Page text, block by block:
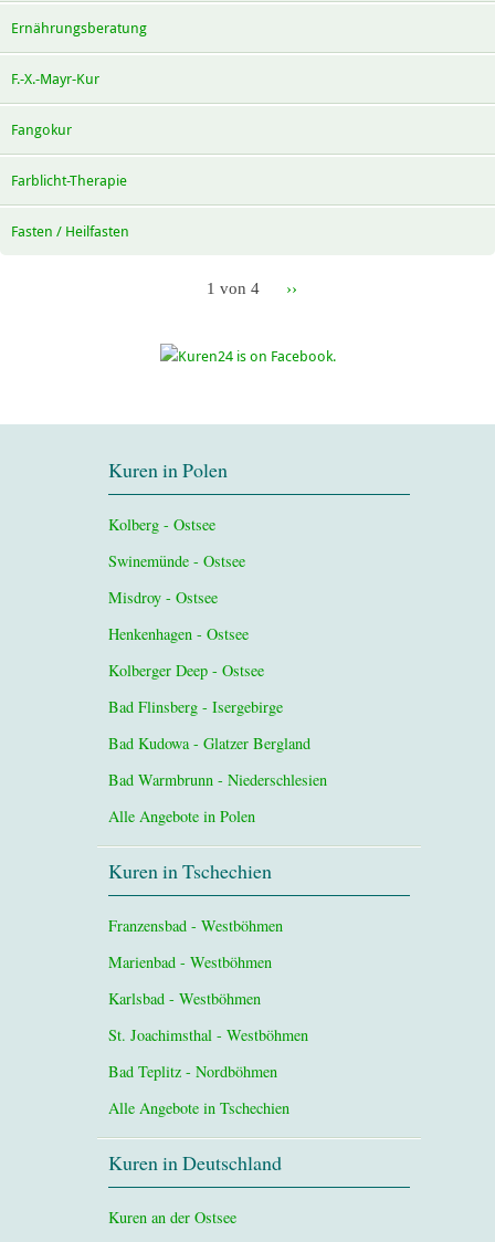
Ernährungsberatung
F.-X.-Mayr-Kur
Fangokur
Farblicht-Therapie
Fasten / Heilfasten
1 von 4 ››
Kuren in Polen
Kolberg - Ostsee
Swinemünde - Ostsee
Misdroy - Ostsee
Henkenhagen - Ostsee
Kolberger Deep - Ostsee
Bad Flinsberg - Isergebirge
Bad Kudowa - Glatzer Bergland
Bad Warmbrunn - Niederschlesien
Alle Angebote in Polen
Kuren in Tschechien
Franzensbad - Westböhmen
Marienbad - Westböhmen
Karlsbad - Westböhmen
St. Joachimsthal - Westböhmen
Bad Teplitz - Nordböhmen
Alle Angebote in Tschechien
Kuren in Deutschland
Kuren an der Ostsee